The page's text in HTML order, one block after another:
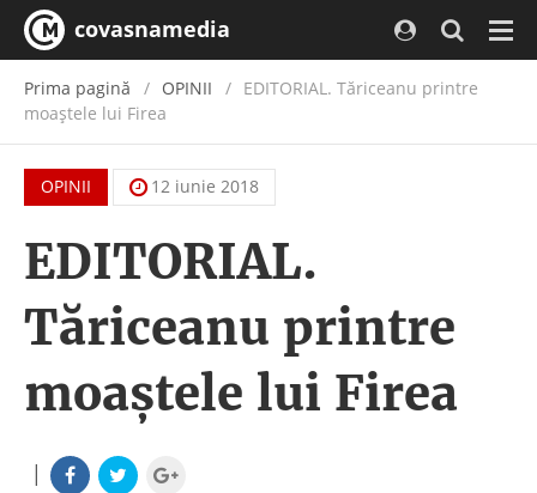
covasnamedia
Prima pagină OPINII
EDITORIAL. Tăriceanu printre
moaştele lui Firea
OPINII 12 iunie 2018
EDITORIAL.
Tăriceanu printre
moaştele lui Firea
|